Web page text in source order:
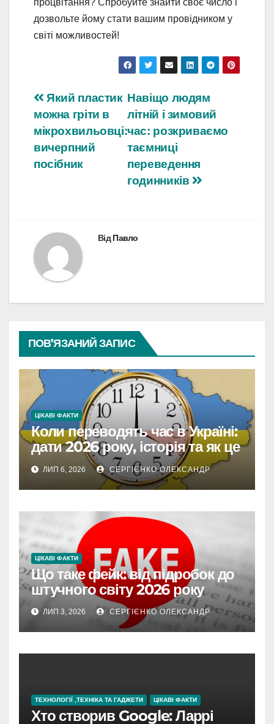
дозвольте йому стати вашим провідником у
світі можливостей!
Навігація
записів
Навіщо людям
літній і зимовий
час: розкриваємо
таємниці
переведення
годинників
Який пластик
можна гріти в
мікрохвильовці:
вичерпний
посібник
ВідПавло
ПОВ’ЯЗАНИЙ ЗАПИС
ЦІКАВІ ФАКТИ
Коли переводять час в Україні:
дати 2026 року, історія та як це
впливає на життя
ЛИП 6, 2026 СЕРГІЄНКО ОЛЕКСАНДР
ЦІКАВІ ФАКТИ
Що таке фейк: від підробок до
штучного світу 2026 року
ЛИП 3, 2026 СЕРГІЄНКО ОЛЕКСАНДР
ТЕХНОЛОГІЇ ,ТЕХНІКА ТА ГАДЖЕТИ ЦІКАВІ ФАКТИ
Хто створив Google: Ларрі